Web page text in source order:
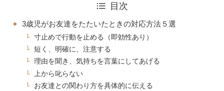
目次
3歳児がお友達をたたいたときの対応方法５選
寸止めで行動を止める（即効性あり）
短く、明確に、注意する
理由を聞き、気持ちを言葉にしてあげる
上から叱らない
お友達との関わり方を具体的に伝える